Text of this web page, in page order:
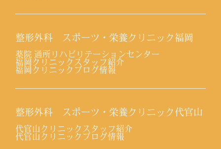
整形外科 スポーツ・栄養クリニック福岡
薬院 通所リハビリテーションセンター
福岡クリニックスタッフ紹介
福岡クリニックブログ情報
整形外科 スポーツ・栄養クリニック代官山
代官山クリニックスタッフ紹介
代官山クリニックブログ情報